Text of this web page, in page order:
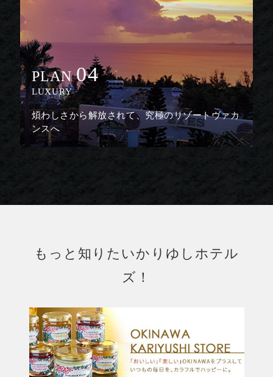
PLAN 04
LUXURY
煩わしさから解放されて、究極のリゾートヴァカ
ンスへ
もっと知りたいかりゆしホテル
ズ！